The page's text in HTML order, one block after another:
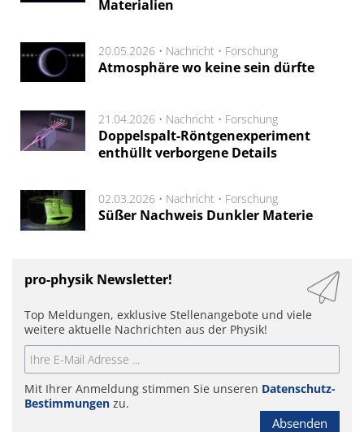
Materialien
20.05.2026 • Nachricht • Forschung
Atmosphäre wo keine sein dürfte
21.04.2026 • Nachricht • Forschung
Doppelspalt-Röntgenexperiment
enthüllt verborgene Details
02.03.2026 • Nachricht • Forschung
Süßer Nachweis Dunkler Materie
pro-physik Newsletter!
Top Meldungen, exklusive Stellenangebote und viele
weitere aktuelle Nachrichten aus der Physik!
Mit Ihrer Anmeldung stimmen Sie unseren Datenschutz-
Bestimmungen zu.
Absenden